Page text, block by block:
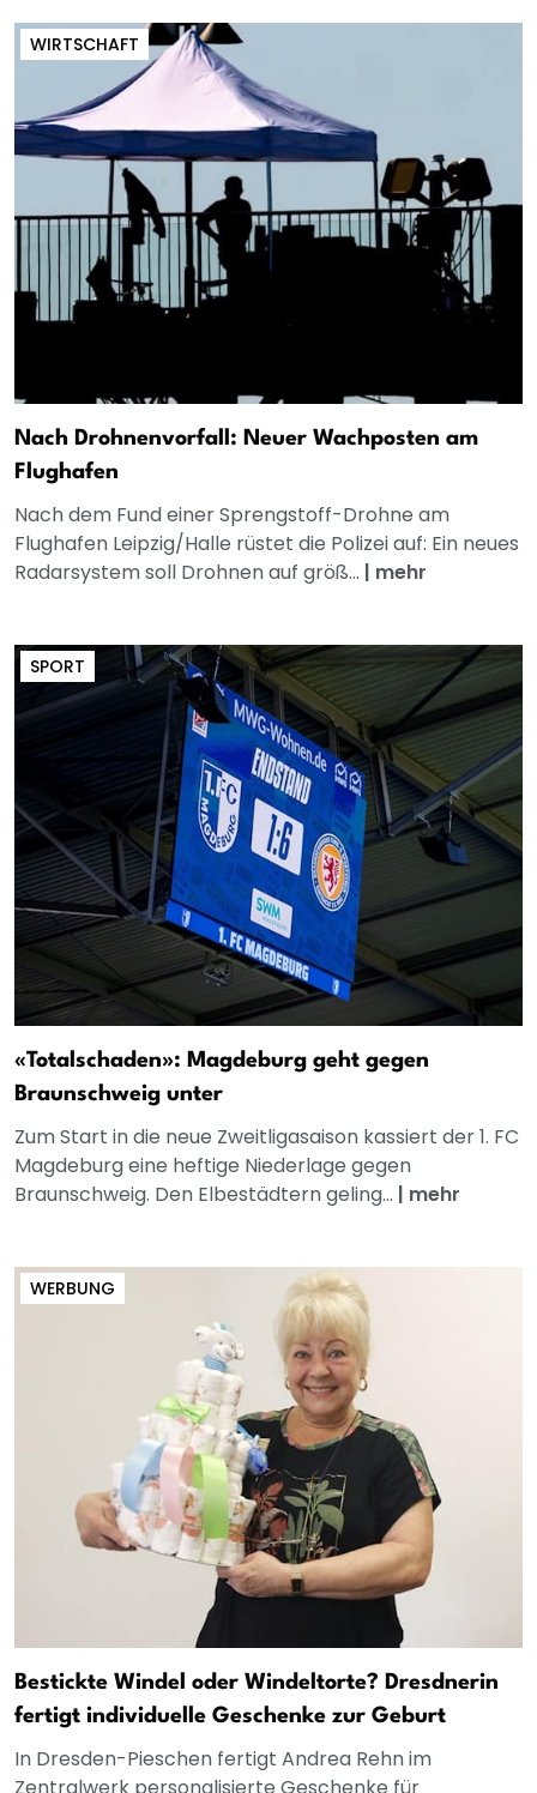
WIRTSCHAFT
Nach Drohnenvorfall: Neuer Wachposten am
Flughafen
Nach dem Fund einer Sprengstoff-Drohne am
Flughafen Leipzig/Halle rüstet die Polizei auf: Ein neues
Radarsystem soll Drohnen auf größ... | mehr
SPORT
«Totalschaden»: Magdeburg geht gegen
Braunschweig unter
Zum Start in die neue Zweitligasaison kassiert der 1. FC
Magdeburg eine heftige Niederlage gegen
Braunschweig. Den Elbestädtern geling... | mehr
WERBUNG
Bestickte Windel oder Windeltorte? Dresdnerin
fertigt individuelle Geschenke zur Geburt
In Dresden-Pieschen fertigt Andrea Rehn im
Zentralwerk personalisierte Geschenke für